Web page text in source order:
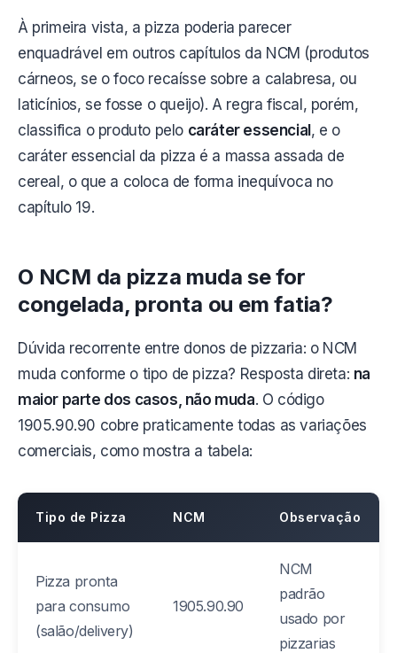
À primeira vista, a pizza poderia parecer
enquadrável em outros capítulos da NCM (produtos
cárneos, se o foco recaísse sobre a calabresa, ou
laticínios, se fosse o queijo). A regra fiscal, porém,
classifica o produto pelo caráter essencial , e o
caráter essencial da pizza é a massa assada de
cereal, o que a coloca de forma inequívoca no
capítulo 19.
O NCM da pizza muda se for
congelada, pronta ou em fatia?
Dúvida recorrente entre donos de pizzaria: o NCM
muda conforme o tipo de pizza? Resposta direta: na
maior parte dos casos, não muda. O código
1905.90.90 cobre praticamente todas as variações
comerciais, como mostra a tabela:
Tipo de Pizza NCM Observação
Pizza pronta
para consumo
(salão/delivery)
1905.90.90
NCM
padrão
usado por
pizzarias